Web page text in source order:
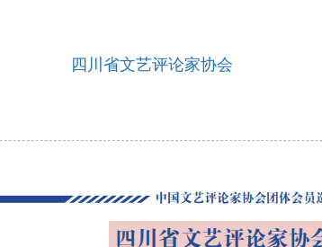
四川省文艺评论家协会